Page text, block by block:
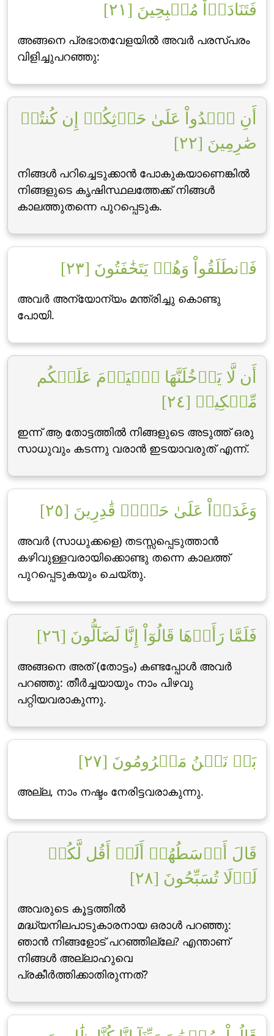
فَتَنَادَوۡاْ مُصۡبِحِينَ [٢١]
അങ്ങനെ പ്രഭാതവേളയില്‍ അവര്‍ പരസ്പരം
വിളിച്ചുപറഞ്ഞു:
أَنِ ٱغۡدُواْ عَلَىٰ حَرۡثِكُمۡ إِن كُنتُمۡ
صَٰرِمِينَ [٢٢]
നിങ്ങള്‍ പറിച്ചെടുക്കാന്‍ പോകുകയാണെങ്കില്‍
നിങ്ങളുടെ കൃഷിസ്ഥലത്തേക്ക് നിങ്ങള്‍
കാലത്തുതന്നെ പുറപ്പെടുക.
فَٱنطَلَقُواْ وَهُمۡ يَتَخَٰفَتُونَ [٢٣]
അവര്‍ അന്യോന്യം മന്ത്രിച്ചു കൊണ്ടു
പോയി.
أَن لَّا يَدۡخُلَنَّهَا ٱلۡيَوۡمَ عَلَيۡكُم
مِّسۡكِينٞ [٢٤]
ഇന്ന് ആ തോട്ടത്തില്‍ നിങ്ങളുടെ അടുത്ത് ഒരു
സാധുവും കടന്നു വരാന്‍ ഇടയാവരുത് എന്ന്‌.
وَغَدَوۡاْ عَلَىٰ حَرۡدٖ قَٰدِرِينَ [٢٥]
അവര്‍ (സാധുക്കളെ) തടസ്സപ്പെടുത്താന്‍
കഴിവുള്ളവരായിക്കൊണ്ടു തന്നെ കാലത്ത്
പുറപ്പെടുകയും ചെയ്തു.
فَلَمَّا رَأَوۡهَا قَالُوٓاْ إِنَّا لَضَآلُّونَ [٢٦]
അങ്ങനെ അത് (തോട്ടം) കണ്ടപ്പോള്‍ അവര്‍
പറഞ്ഞു: തീര്‍ച്ചയായും നാം പിഴവു
പറ്റിയവരാകുന്നു.
بَلۡ نَحۡنُ مَحۡرُومُونَ [٢٧]
അല്ല, നാം നഷ്ടം നേരിട്ടവരാകുന്നു.
قَالَ أَوۡسَطُهُمۡ أَلَمۡ أَقُل لَّكُمۡ
لَوۡلَا تُسَبِّحُونَ [٢٨]
അവരുടെ കൂട്ടത്തില്‍
മദ്ധ്യനിലപാടുകാരനായ ഒരാള്‍ പറഞ്ഞു:
ഞാന്‍ നിങ്ങളോട് പറഞ്ഞില്ലേ? എന്താണ്
നിങ്ങള്‍ അല്ലാഹുവെ
പ്രകീര്‍ത്തിക്കാതിരുന്നത്‌?